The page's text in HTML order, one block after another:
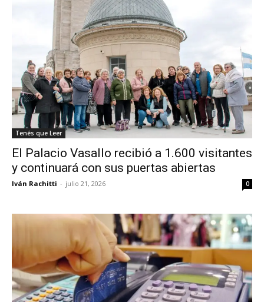
Tenés que Leer
El Palacio Vasallo recibió a 1.600 visitantes
y continuará con sus puertas abiertas
Iván Rachitti - julio 21, 2026 0